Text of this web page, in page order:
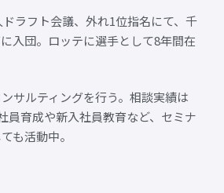
ラフト会議、外れ1位指名にて、千
入団。ロッテに選手として8年間在
サルティングを行う。相談実績は
員育成や新入社員教育など、セミナ
も活動中。